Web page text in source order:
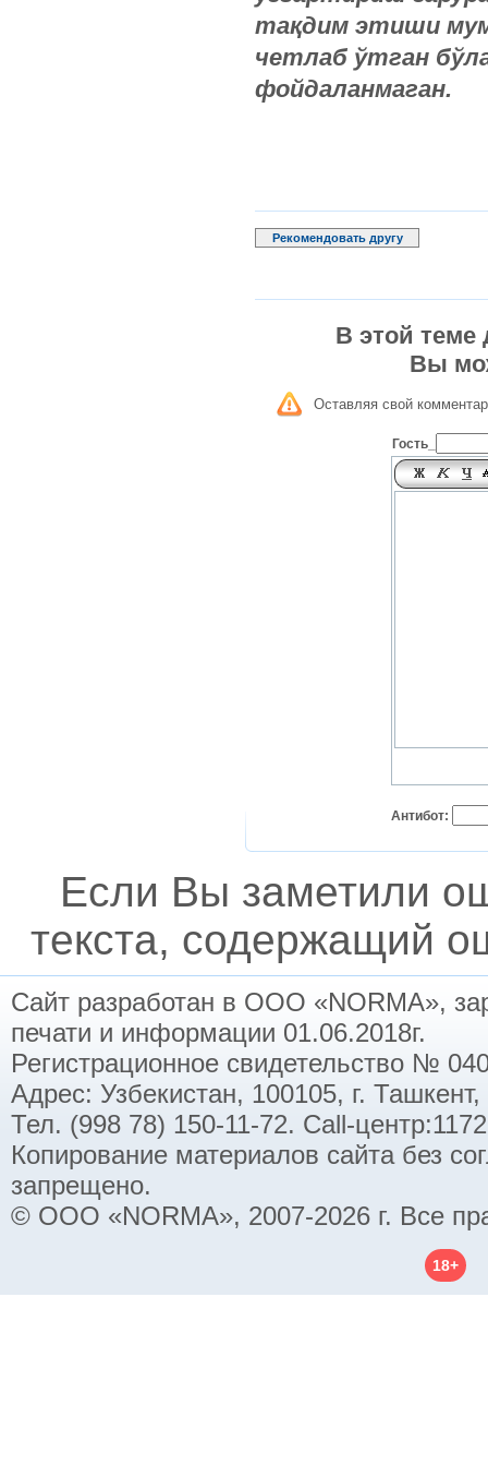
тақдим этиши
четлаб ўтган
фойдаланмаган.
Рекомендовать другу
В этой теме
Вы
Оставляя свой
Гость_
Антибот:
Если Вы заметили
текста, содержащий
Сайт разработан в ООО «NORMA»,
печати и информации 01.06.2018г.
Регистрационное свидетельство №
Адрес: Узбекистан, 100105, г.
Тел. (998 78) 150-11-72. Call-
Копирование материалов сайта без
запрещено.
© ООО «NORMA», 2007-2026 г. Все
18+